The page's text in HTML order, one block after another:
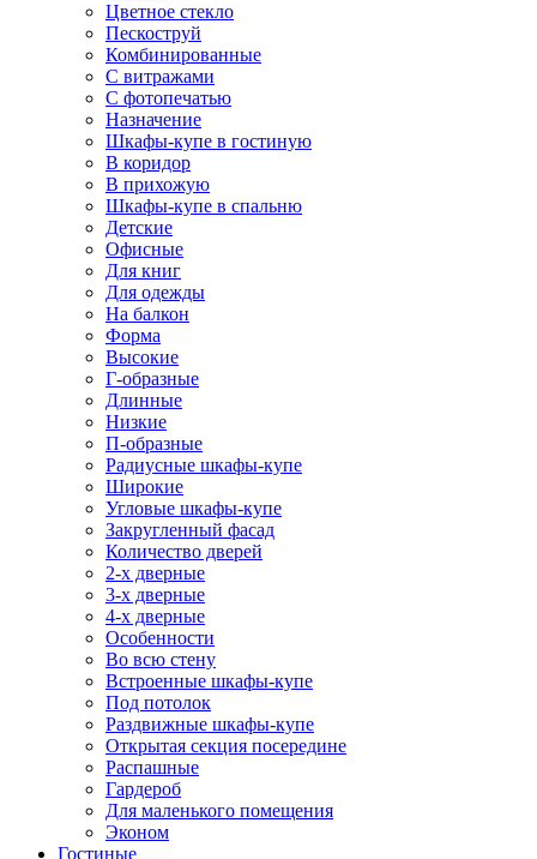
Цветное стекло
Пескоструй
Комбинированные
С витражами
С фотопечатью
Назначение
Шкафы-купе в гостиную
В коридор
В прихожую
Шкафы-купе в спальню
Детские
Офисные
Для книг
Для одежды
На балкон
Форма
Высокие
Г-образные
Длинные
Низкие
П-образные
Радиусные шкафы-купе
Широкие
Угловые шкафы-купе
Закругленный фасад
Количество дверей
2-х дверные
3-х дверные
4-х дверные
Особенности
Во всю стену
Встроенные шкафы-купе
Под потолок
Раздвижные шкафы-купе
Открытая секция посередине
Распашные
Гардероб
Для маленького помещения
Эконом
Гостиные